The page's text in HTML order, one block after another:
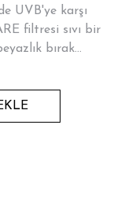
UVB'ye karşı
filtresi sıvı bir
bırak...